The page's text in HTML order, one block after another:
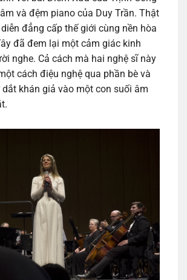
và đệm piano của Duy Trần. Thật
đẳng cấp thế giới cùng nền hòa
đã đem lại một cảm giác kinh
nghe. Cả cách mà hai nghệ sĩ này
cách điệu nghệ qua phần bè và
khán giả vào một con suối âm